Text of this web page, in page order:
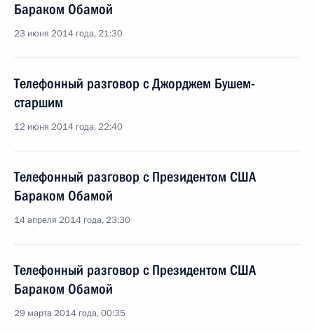
Бараком Обамой
23 июня 2014 года, 21:30
Телефонный разговор с Джорджем Бушем-
старшим
12 июня 2014 года, 22:40
Телефонный разговор с Президентом США
Бараком Обамой
14 апреля 2014 года, 23:30
Телефонный разговор с Президентом США
Бараком Обамой
29 марта 2014 года, 00:35